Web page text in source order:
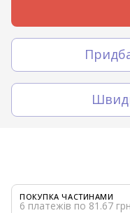
ПОКУПКА ЧАСТИНАМИ
6 платежів по 81.67 грн